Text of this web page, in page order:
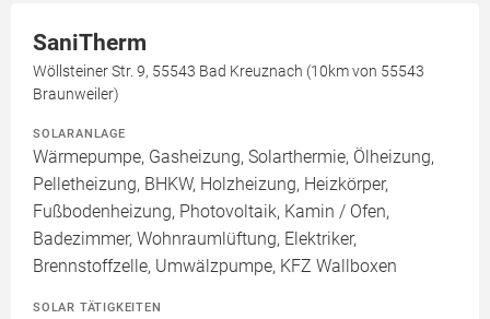
SaniTherm
Wöllsteiner Str. 9, 55543 Bad Kreuznach (10km von 55543
Braunweiler)
SOLARANLAGE
Wärmepumpe, Gasheizung, Solarthermie, Ölheizung,
Pelletheizung, BHKW, Holzheizung, Heizkörper,
Fußbodenheizung, Photovoltaik, Kamin / Ofen,
Badezimmer, Wohnraumlüftung, Elektriker,
Brennstoffzelle, Umwälzpumpe, KFZ Wallboxen
SOLAR TÄTIGKEITEN